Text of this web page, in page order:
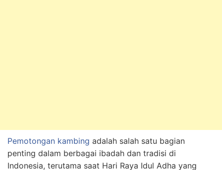
Pemotongan kambing adalah salah satu bagian
penting dalam berbagai ibadah dan tradisi di
Indonesia, terutama saat Hari Raya Idul Adha yang